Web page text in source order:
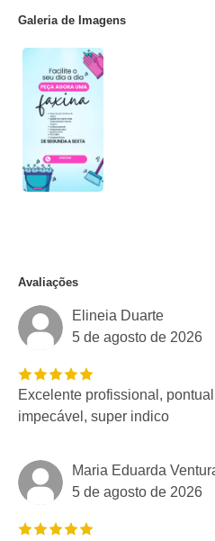
Galeria de Imagens
Avaliações
Elineia Duarte
5 de agosto de 2026
Excelente profissional,
impecável, super indico
Maria Eduarda
5 de agosto de 2026